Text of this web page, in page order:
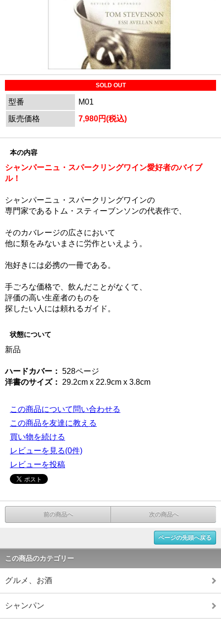
SOLD OUT
型番
M01
販売価格
7,980円(税込)
本の内容
シャンパーニュ・スパークリングワイン愛好者のバイブ
ル！
シャンパーニュ・スパークリングワインの
専門家であるトム・スティーブンソンの代表作で、
そのカバレージの広さにおいて
他に類をみないまさに労作といえよう。
泡好きには必携の一冊である。
手ごろな価格で、飲んだことがなくて、
評価の高い生産者のものを
探したい人には頼れるガイド。
状態について
新品
ハードカバー： 528ページ
洋書のサイズ：
29.2cm x 22.9cm x 3.8cm
この商品について問い合わせる
この商品を友達に教える
買い物を続ける
レビューを見る(0件)
レビューを投稿
前の商品へ 次の商品へ
ページの先頭へ戻る
この商品のカテゴリー
グルメ、お酒
シャンパン